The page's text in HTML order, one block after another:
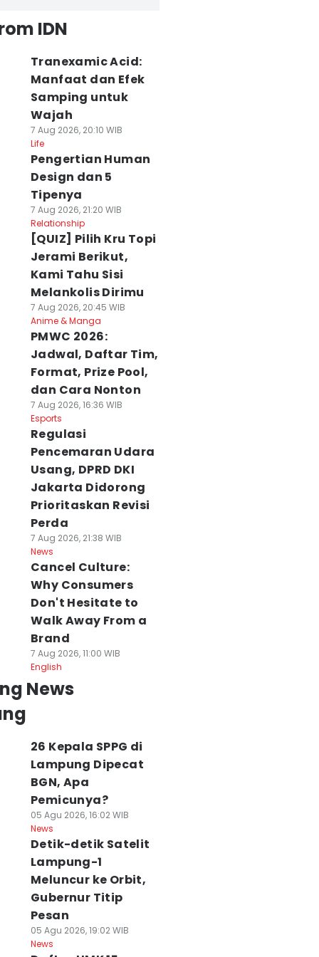
IDN
Tranexamic Acid:
Manfaat dan Efek
Samping untuk
Wajah
7 Aug 2026, 20:10 WIB
Life
Pengertian Human
Design dan 5
Tipenya
7 Aug 2026, 21:20 WIB
Relationship
[QUIZ] Pilih Kru Topi
Jerami Berikut,
Kami Tahu Sisi
Melankolis Dirimu
7 Aug 2026, 20:45 WIB
Anime & Manga
PMWC 2026:
Jadwal, Daftar Tim,
Format, Prize Pool,
dan Cara Nonton
7 Aug 2026, 16:36 WIB
Esports
Regulasi
Pencemaran Udara
Usang, DPRD DKI
Jakarta Didorong
Prioritaskan Revisi
Perda
7 Aug 2026, 21:38 WIB
News
Cancel Culture:
Why Consumers
Don't Hesitate to
Walk Away From a
Brand
7 Aug 2026, 11:00 WIB
English
News
26 Kepala SPPG di
Lampung Dipecat
BGN, Apa
Pemicunya?
05 Agu 2026, 16:02 WIB
News
Detik-detik Satelit
Lampung-1
Meluncur ke Orbit,
Gubernur Titip
Pesan
05 Agu 2026, 19:02 WIB
News